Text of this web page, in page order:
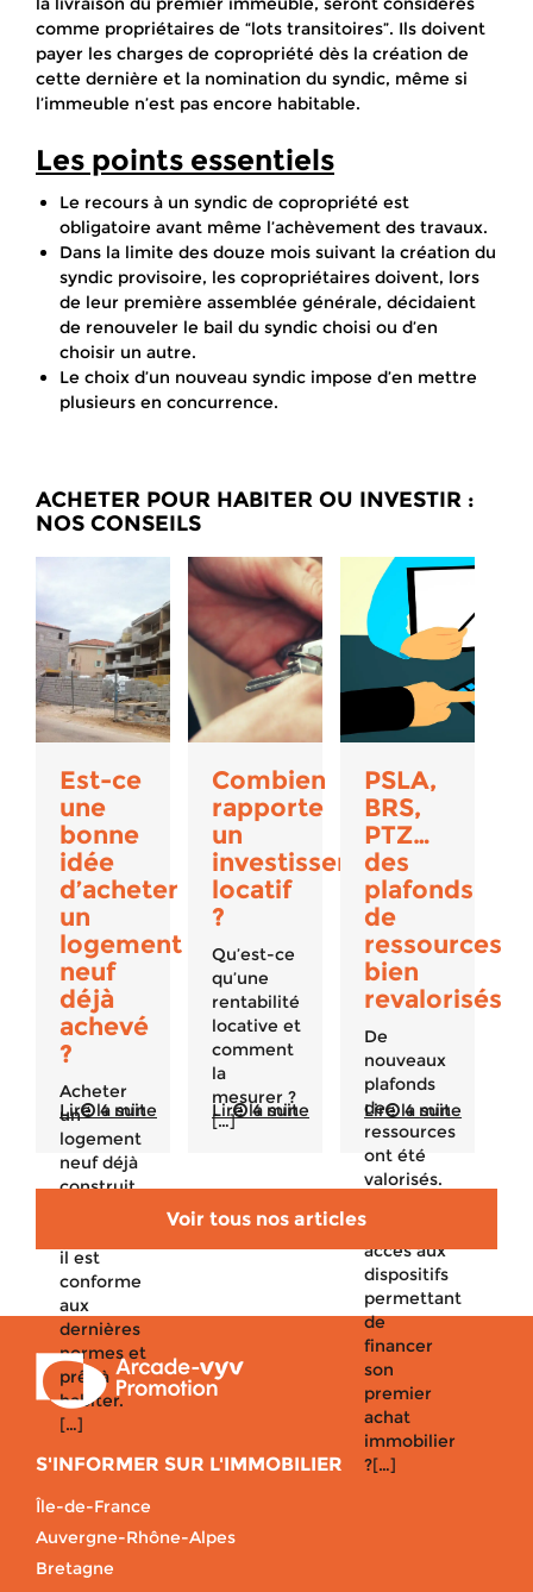
comme propriétaires de “lots transitoires”. Ils doivent
payer les charges de copropriété dès la création de
cette dernière et la nomination du syndic, même si
l’immeuble n’est pas encore habitable.
Les points essentiels
Le recours à un syndic de copropriété est
obligatoire avant même l’achèvement des travaux.
Dans la limite des douze mois suivant la création du
syndic provisoire, les copropriétaires doivent, lors
de leur première assemblée générale, décidaient
de renouveler le bail du syndic choisi ou d’en
choisir un autre.
Le choix d’un nouveau syndic impose d’en mettre
plusieurs en concurrence.
ACHETER POUR HABITER OU INVESTIR :
NOS CONSEILS
Est-ce
une
bonne
idée
d’acheter
un
logement
neuf
déjà
achevé
?
Acheter
un
logement
neuf déjà
construit
il est
conforme
aux
dernières
normes et
prêt à
habiter.
[…]
Lire la suite
4 min
Combien
rapporte
un
investissement
locatif
?
Qu’est-ce
qu’une
rentabilité
locative et
comment
la
mesurer ?
[…]
Lire la suite
4 min
PSLA,
BRS,
PTZ…
des
plafonds
de
ressources
bien
revalorisés
De
nouveaux
plafonds
de
ressources
ont été
valorisés.
avoir
accès aux
dispositifs
permettant
de
financer
son
premier
achat
immobilier
?[…]
Lire la suite
4 min
Voir tous nos articles
S'INFORMER SUR L'IMMOBILIER
Île-de-France
Auvergne-Rhône-Alpes
Bretagne